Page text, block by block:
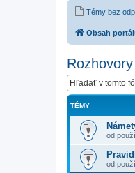
Témy bez
Obsah
TÉMY
od
od